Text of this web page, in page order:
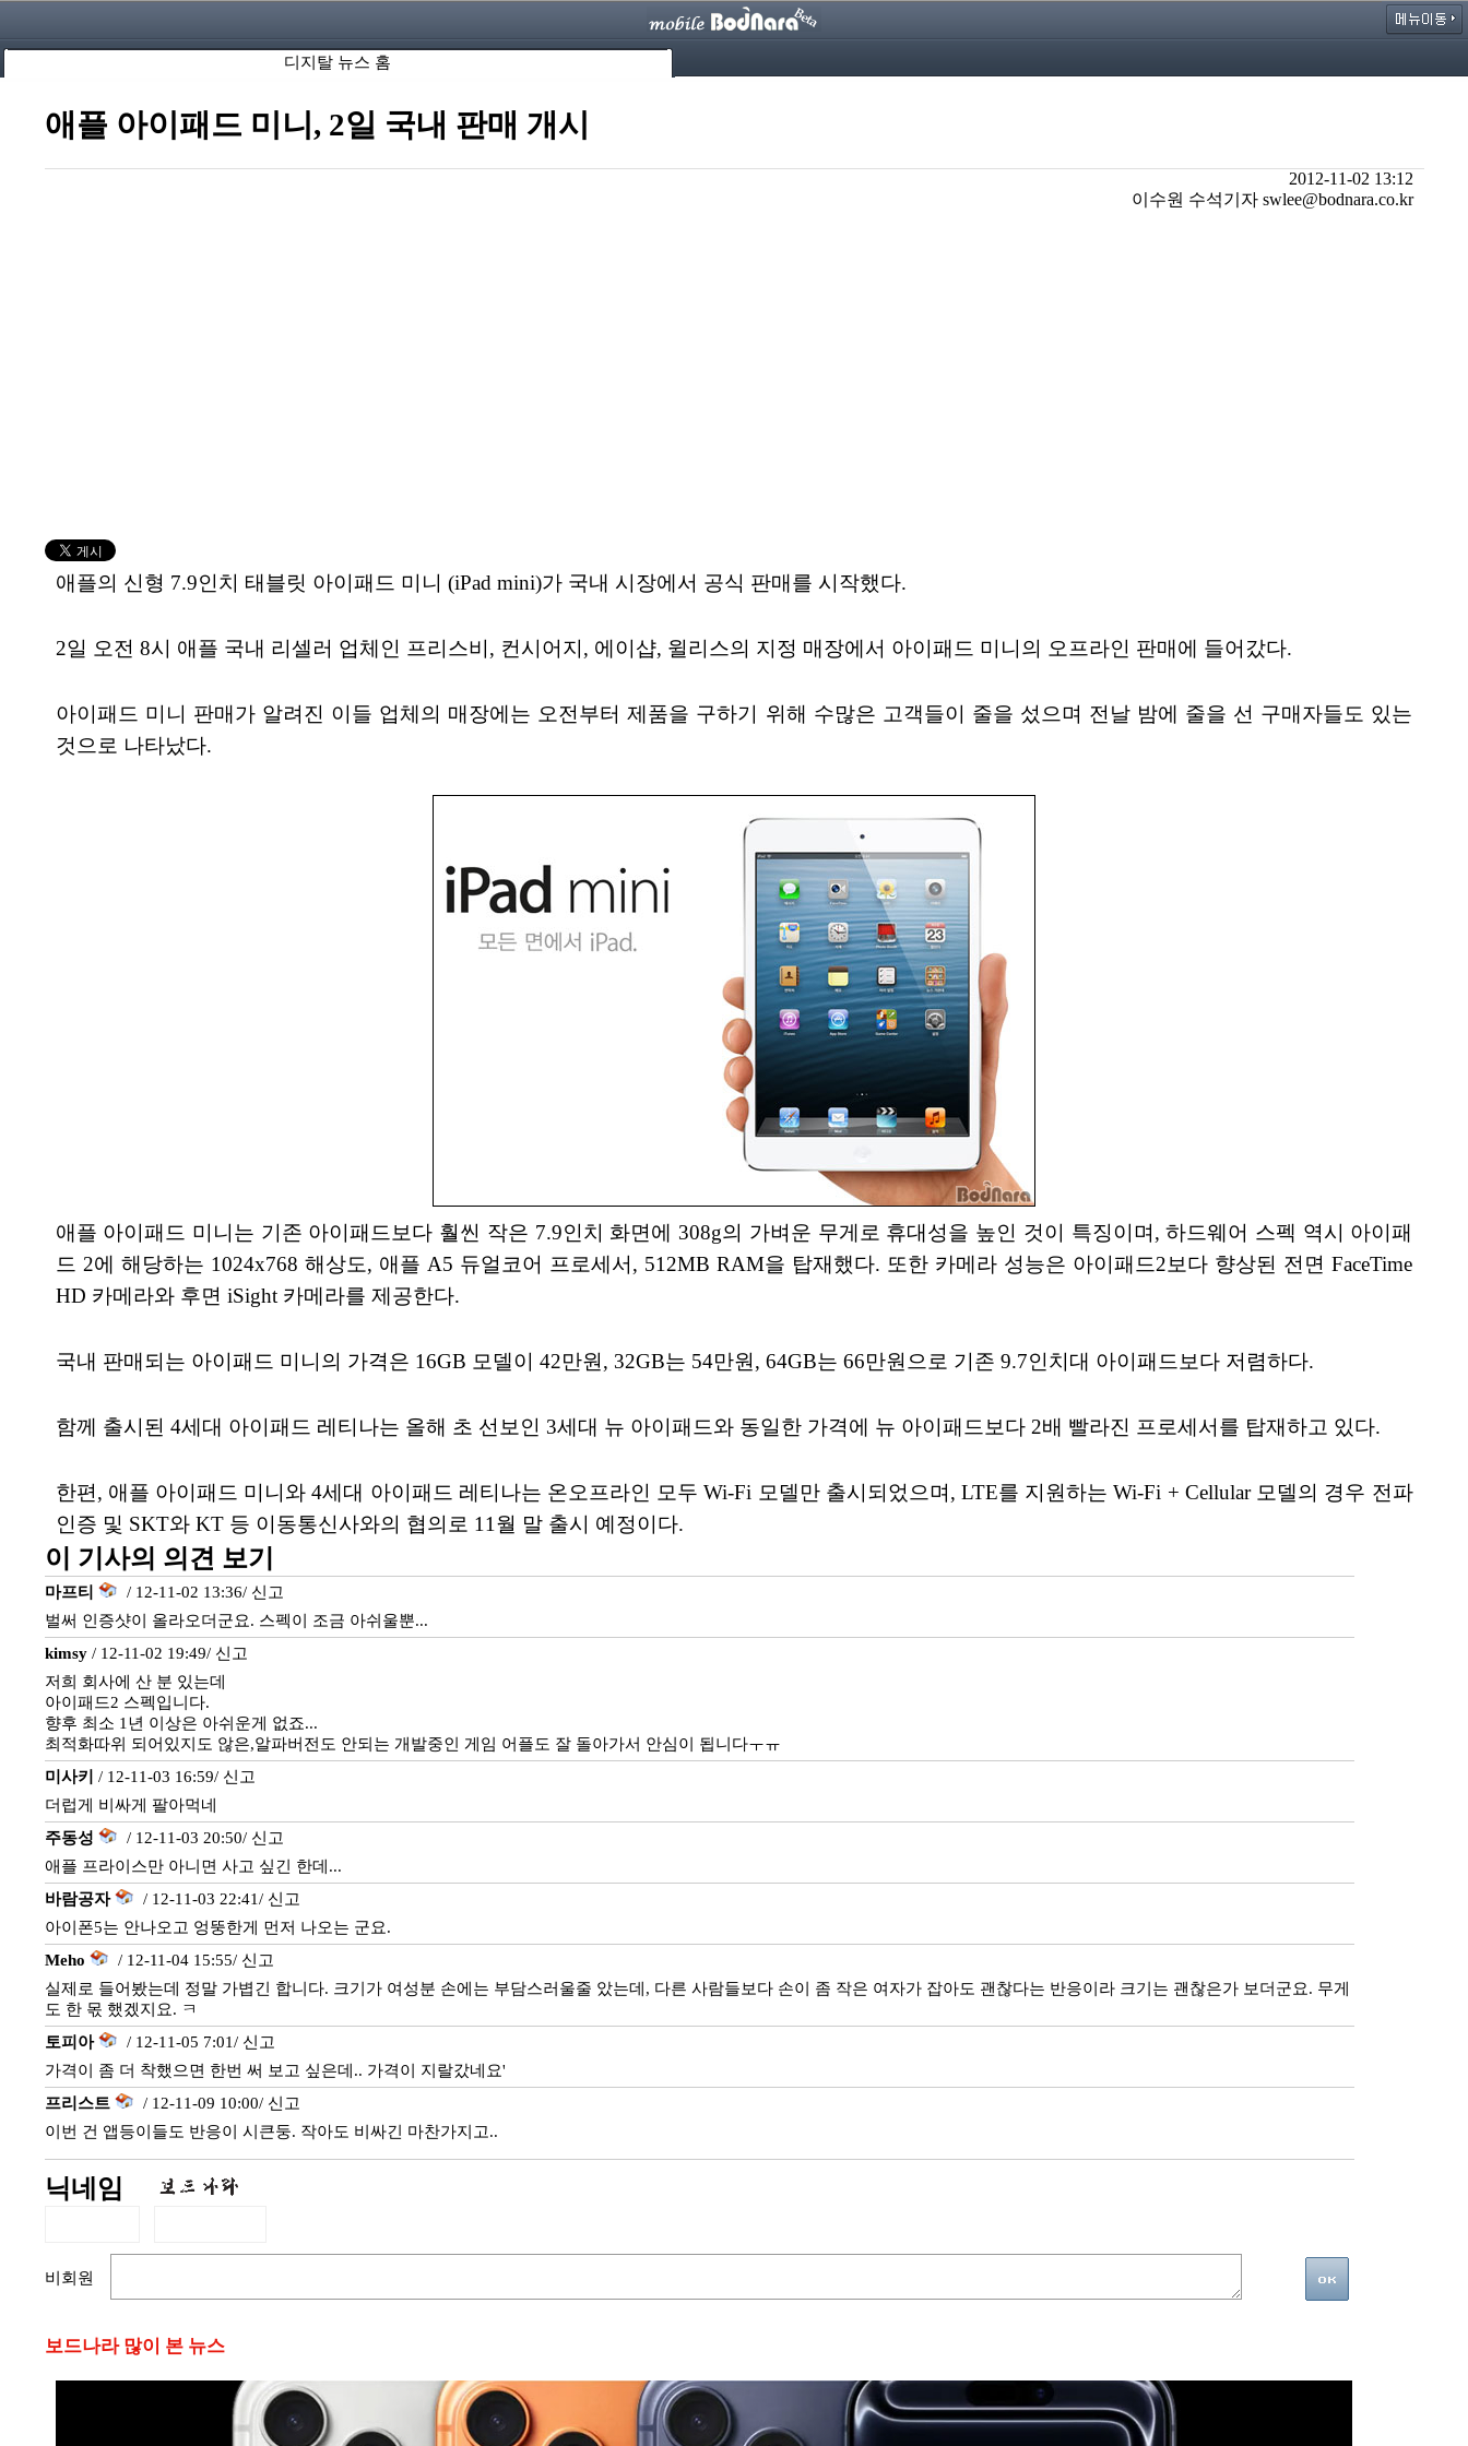
디지탈 뉴스 홈
애플 아이패드 미니, 2일 국내 판매 개시
2012-11-02 13:12
이수원 수석기자 swlee@bodnara.co.kr
애플의 신형 7.9인치 태블릿 아이패드 미니 (iPad mini)가 국내 시장에서 공식 판매를 시작했다.
2일 오전 8시 애플 국내 리셀러 업체인 프리스비, 컨시어지, 에이샵, 윌리스의 지정 매장에서 아이패드 미니의 오프라인 판매에 들어갔다.
아이패드 미니 판매가 알려진 이들 업체의 매장에는 오전부터 제품을 구하기 위해 수많은 고객들이 줄을 섰으며 전날 밤에 줄을 선 구매자들도 있는
것으로 나타났다.
애플 아이패드 미니는 기존 아이패드보다 훨씬 작은 7.9인치 화면에 308g의 가벼운 무게로 휴대성을 높인 것이 특징이며, 하드웨어 스펙 역시 아이패
드 2에 해당하는 1024x768 해상도, 애플 A5 듀얼코어 프로세서, 512MB RAM을 탑재했다. 또한 카메라 성능은 아이패드2보다 향상된 전면 FaceTime
HD 카메라와 후면 iSight 카메라를 제공한다.
국내 판매되는 아이패드 미니의 가격은 16GB 모델이 42만원, 32GB는 54만원, 64GB는 66만원으로 기존 9.7인치대 아이패드보다 저렴하다.
함께 출시된 4세대 아이패드 레티나는 올해 초 선보인 3세대 뉴 아이패드와 동일한 가격에 뉴 아이패드보다 2배 빨라진 프로세서를 탑재하고 있다.
한편, 애플 아이패드 미니와 4세대 아이패드 레티나는 온오프라인 모두 Wi-Fi 모델만 출시되었으며, LTE를 지원하는 Wi-Fi + Cellular 모델의 경우 전파
인증 및 SKT와 KT 등 이동통신사와의 협의로 11월 말 출시 예정이다.
이 기사의 의견 보기
마프티 / 12-11-02 13:36/ 신고
벌써 인증샷이 올라오더군요. 스펙이 조금 아쉬울뿐...
kimsy/ 12-11-02 19:49/ 신고
저희 회사에 산 분 있는데
아이패드2 스펙입니다.
향후 최소 1년 이상은 아쉬운게 없죠...
최적화따위 되어있지도 않은,알파버전도 안되는 개발중인 게임 어플도 잘 돌아가서 안심이 됩니다ㅜㅠ
미사키
/ 12-11-03 16:59/ 신고
더럽게 비싸게 팔아먹네
주동성
/ 12-11-03 20:50/ 신고
애플 프라이스만 아니면 사고 싶긴 한데...
바람공자
/ 12-11-03 22:41/ 신고
아이폰5는 안나오고 엉뚱한게 먼저 나오는 군요.
Meho
/ 12-11-04 15:55/ 신고
실제로 들어봤는데 정말 가볍긴 합니다. 크기가 여성분 손에는 부담스러울줄 았는데, 다른 사람들보다 손이 좀 작은 여자가 잡아도 괜찮다는 반응이라 크기는 괜찮은가 보더군요. 무게
도 한 몫 했겠지요. ㅋ
토피아
/ 12-11-05 7:01/ 신고
가격이 좀 더 착했으면 한번 써 보고 싶은데.. 가격이 지랄갔네요'
프리스트
/ 12-11-09 10:00/ 신고
이번 건 앱등이들도 반응이 시큰둥. 작아도 비싸긴 마찬가지고..
닉네임
비회원
보드나라 많이 본 뉴스